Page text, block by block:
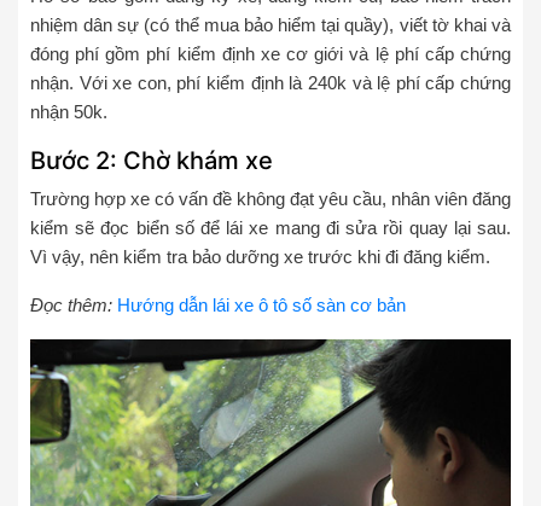
nhiệm dân sự (có thể mua bảo hiểm tại quầy), viết tờ khai và
đóng phí gồm phí kiểm định xe cơ giới và lệ phí cấp chứng
nhận. Với xe con, phí kiểm định là 240k và lệ phí cấp chứng
nhận 50k.
Bước 2: Chờ khám xe
Trường hợp xe có vấn đề không đạt yêu cầu, nhân viên đăng
kiểm sẽ đọc biển số để lái xe mang đi sửa rồi quay lại sau.
Vì vậy, nên kiểm tra bảo dưỡng xe trước khi đi đăng kiểm.
Đọc thêm: Hướng dẫn lái xe ô tô số sàn cơ bản